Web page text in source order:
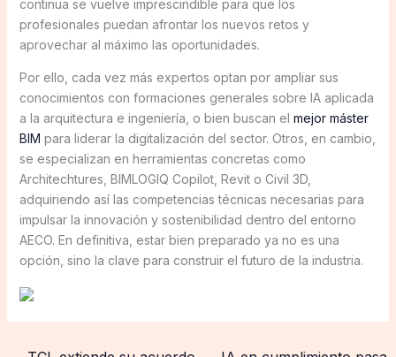
continua se vuelve imprescindible para que los
profesionales puedan afrontar los nuevos retos y
aprovechar al máximo las oportunidades.
Por ello, cada vez más expertos optan por ampliar sus
conocimientos con formaciones generales sobre IA aplicada
a la arquitectura e ingeniería, o bien buscan el mejor máster
BIM para liderar la digitalización del sector. Otros, en cambio,
se especializan en herramientas concretas como
Architechtures, BIMLOGIQ Copilot, Revit o Civil 3D,
adquiriendo así las competencias técnicas necesarias para
impulsar la innovación y sostenibilidad dentro del entorno
AECO. En definitiva, estar bien preparado ya no es una
opción, sino la clave para construir el futuro de la industria.